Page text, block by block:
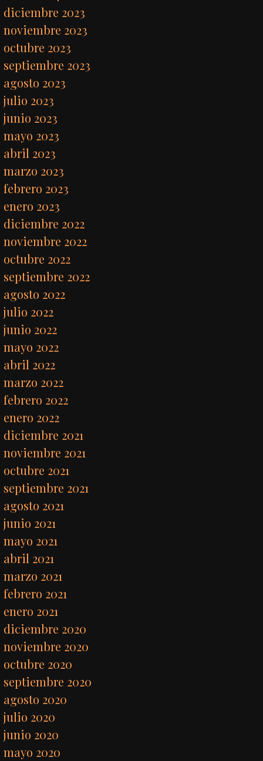
diciembre 2023
noviembre 2023
octubre 2023
septiembre 2023
agosto 2023
julio 2023
junio 2023
mayo 2023
abril 2023
marzo 2023
febrero 2023
enero 2023
diciembre 2022
noviembre 2022
octubre 2022
septiembre 2022
agosto 2022
julio 2022
junio 2022
mayo 2022
abril 2022
marzo 2022
febrero 2022
enero 2022
diciembre 2021
noviembre 2021
octubre 2021
septiembre 2021
agosto 2021
junio 2021
mayo 2021
abril 2021
marzo 2021
febrero 2021
enero 2021
diciembre 2020
noviembre 2020
octubre 2020
septiembre 2020
agosto 2020
julio 2020
junio 2020
mayo 2020